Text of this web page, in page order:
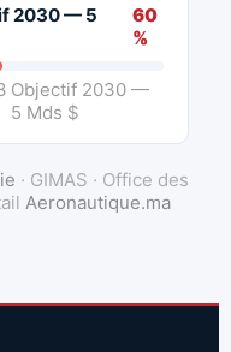
2030 — 5
60
%
Objectif 2030 —
5 Mds $
· GIMAS · Office des
Aeronautique.ma